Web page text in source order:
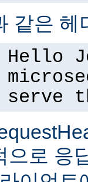
같은 헤
Hello
serve
으로 응